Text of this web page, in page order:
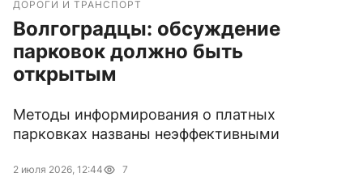
ДОРОГИ И ТРАНСПОРТ
Волгоградцы: обсуждение
парковок должно быть
открытым
Методы информирования о платных
парковках названы неэффективными
2 июля 2026, 12:44 7